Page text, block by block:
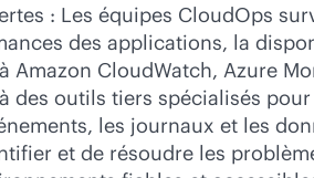
: Les équipes CloudOps
des applications, la
Amazon CloudWatch, Azure
des outils tiers spécialisés
les journaux et les
et de résoudre les